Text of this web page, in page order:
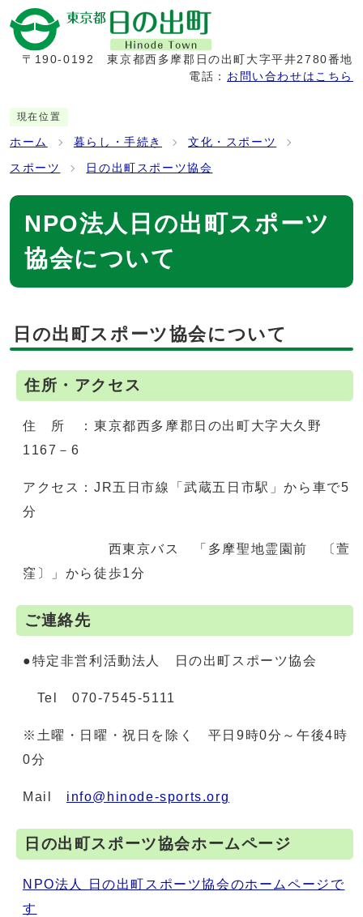
〒190-0192
東京都西多摩郡日の出町大字平井2780番地
電話： お問い合わせはこちら
現在位置
ホーム 暮らし・手続き 文化・スポーツ
スポーツ 日の出町スポーツ協会
NPO法人日の出町スポーツ
協会について
日の出町スポーツ協会について
住所・アクセス
住 所 ：東京都西多摩郡日の出町大字大久野
1167－6
アクセス：JR五日市線「武蔵五日市駅」から車で5
分
西東京バス 「多摩聖地霊園前 〔萱
窪〕」から徒歩1分
ご連絡先
●特定非営利活動法人 日の出町スポーツ協会
Tel 070-7545-5111
※土曜・日曜・祝日を除く 平日9時0分～午後4時
0分
Mail info@hinode-sports.org
日の出町スポーツ協会ホームページ
NPO法人 日の出町スポーツ協会のホームページで
す